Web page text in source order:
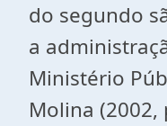
do segundo
a
Ministério
Molina (2002,